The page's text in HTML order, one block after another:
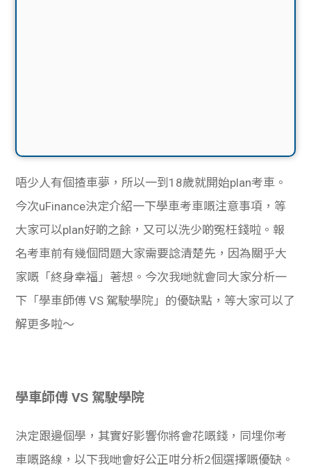
唔少人有個揸車夢，所以一到18歲就開始plan考車。
今次uFinance決定介紹一下學車考車嘅注意事項，等
大家可以plan好啲之餘，又可以洗少啲冤枉錢啦。報
名考車前有幾個問題大家需要諗清楚先，因為關乎大
家嘅「終身幸福」著想。今次我哋就會同大家分析一
下「學車師傅 VS 駕駛學院」的優缺點，等大家可以了
解更多啦～
學車師傅 VS 駕駛學院
決定跟邊個學，其實好影響你將會花嘅錢，同埋你考
車嘅路線，以下我哋會好公正咁分析2個選擇嘅優缺。